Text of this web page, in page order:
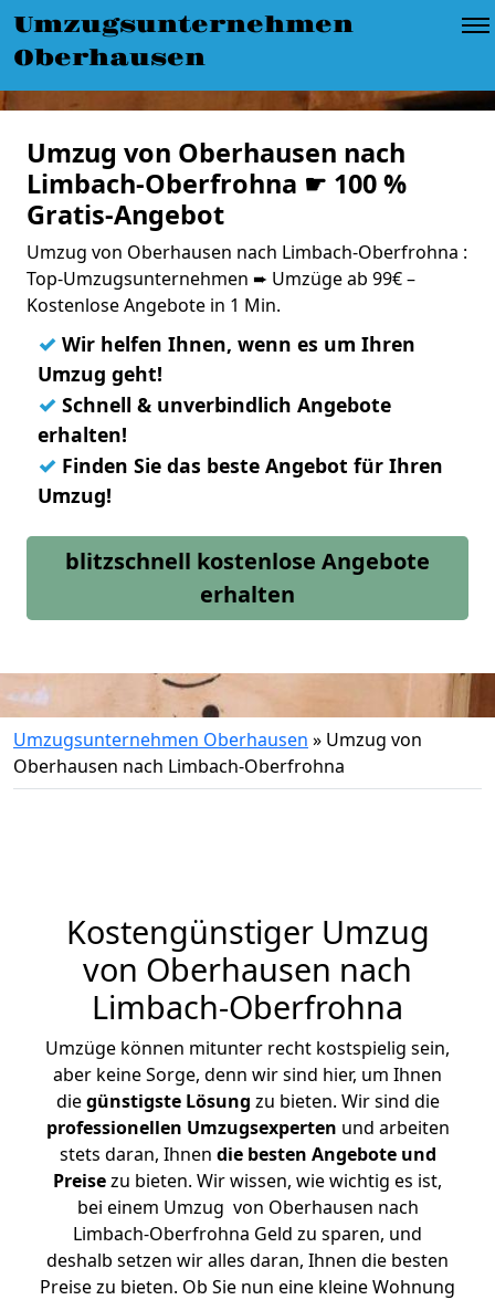
Umzugsunternehmen
Oberhausen
Umzug von Oberhausen nach
Limbach-Oberfrohna ☛ 100 %
Gratis-Angebot
Umzug von Oberhausen nach Limbach-Oberfrohna :
Top-Umzugsunternehmen ➨ Umzüge ab 99€ –
Kostenlose Angebote in 1 Min.
✓ Wir helfen Ihnen, wenn es um Ihren
Umzug geht!
✓ Schnell & unverbindlich Angebote
erhalten!
✓ Finden Sie das beste Angebot für Ihren
Umzug!
blitzschnell kostenlose Angebote
erhalten
Umzugsunternehmen Oberhausen » Umzug von
Oberhausen nach Limbach-Oberfrohna
Kostengünstiger Umzug
von Oberhausen nach
Limbach-Oberfrohna
Umzüge können mitunter recht kostspielig sein,
aber keine Sorge, denn wir sind hier, um Ihnen
diegünstigste Lösung zu bieten. Wir sind die
professionellen Umzugsexperten und arbeiten
stets daran, Ihnen die besten Angebote und
Preisezu bieten. Wir wissen, wie wichtig es ist,
bei einem Umzug von Oberhausen nach
Limbach-Oberfrohna Geld zu sparen, und
deshalb setzen wir alles daran, Ihnen die besten
Preise zu bieten. Ob Sie nun eine kleine Wohnung